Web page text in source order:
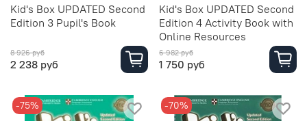
Kid's Box UPDATED Second
Edition 3 Pupil's Book
8 926 руб
2 238 руб
Kid's Box UPDATED Second
Edition 4 Activity Book with
Online Resources
6 982 руб
1 750 руб
-75% -70%